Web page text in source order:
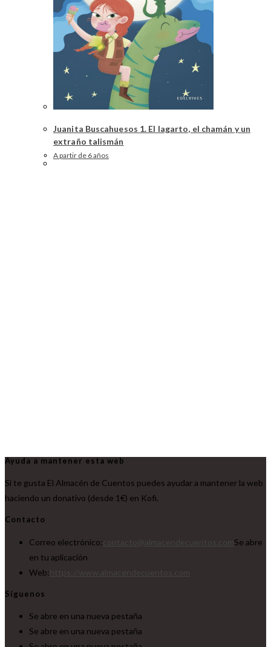
Juanita Buscahuesos 1. El lagarto, el chamán y un
extraño talismán
A partir de 6 años
Ayuda a mantener esta web
Si te gusta El Almacén de Cuentos puedes ayudar a mantener la web
haciendo un donativo (desde 1€) en Kofi.
Contacto
Correo electrónico:
Se abre
en tu aplicación
Web:
Síguenos
Se abre en una nueva pestaña
Se abre en una nueva pestaña